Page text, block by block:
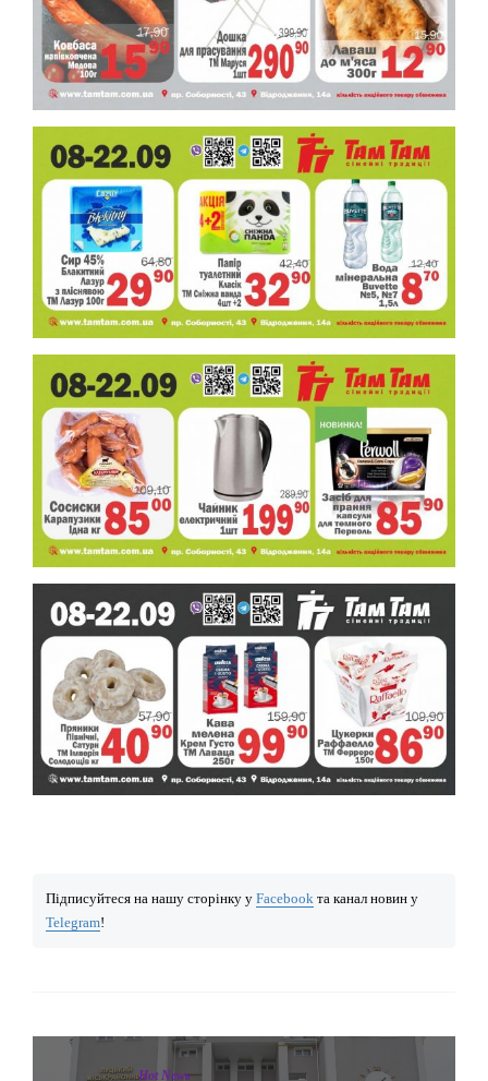
Підписуйтеся на нашу сторінку у Facebook та канал новин у
Telegram!
Hot News